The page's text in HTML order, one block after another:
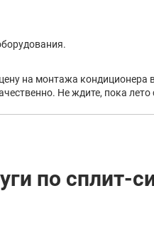
на монтажа
Не ждите, пока
по сплит-